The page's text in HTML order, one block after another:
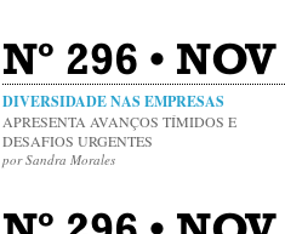
Nº 296 •
DIVERSIDADE NAS EMPRESAS
APRESENTA AVANÇOS TÍMIDOS E
DESAFIOS URGENTES
por Sandra Morales